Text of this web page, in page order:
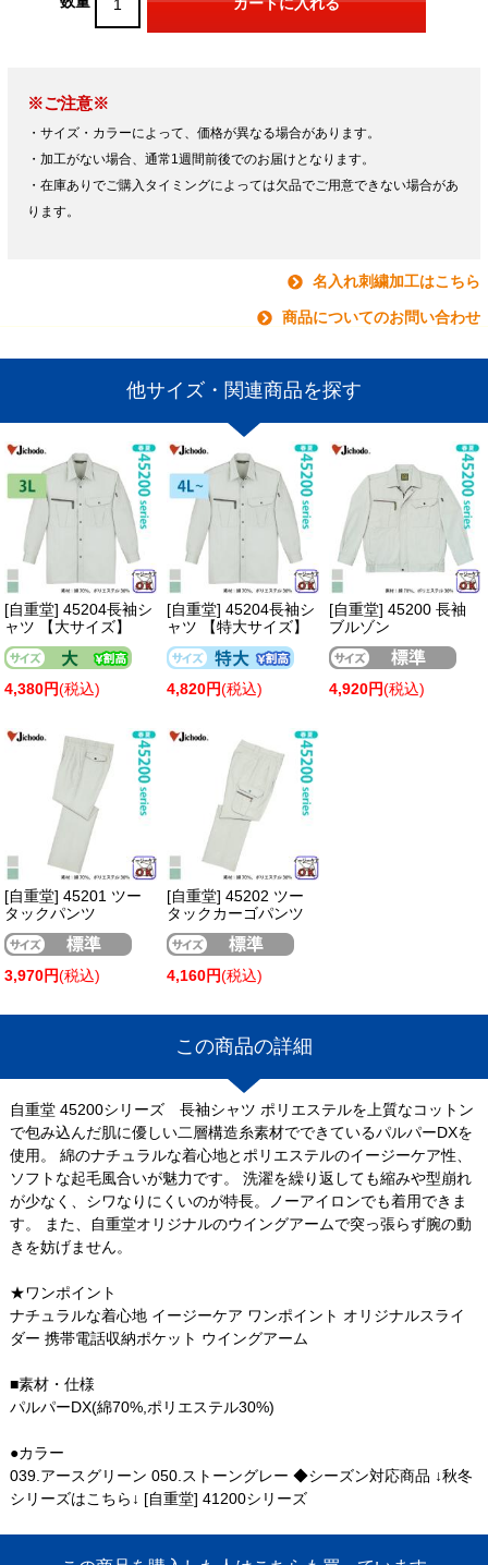
※ご注意※
・サイズ・カラーによって、価格が異なる場合があります。
・加工がない場合、通常1週間前後でのお届けとなります。
・在庫ありでご購入タイミングによっては欠品でご用意できない場合があ
ります。
名入れ刺繍加工はこちら
商品についてのお問い合わせ
他サイズ・関連商品を探す
[自重堂] 45204長袖シ
ャツ 【大サイズ】
4,380円(税込)
[自重堂] 45204長袖シ
ャツ 【特大サイズ】
4,820円(税込)
[自重堂] 45200 長袖
ブルゾン
4,920円(税込)
[自重堂] 45201 ツー
タックパンツ
3,970円(税込)
[自重堂] 45202 ツー
タックカーゴパンツ
4,160円(税込)
この商品の詳細
自重堂 45200シリーズ 長袖シャツ ポリエステルを上質なコットン
で包み込んだ肌に優しい二層構造糸素材でできているパルパーDXを
使用。 綿のナチュラルな着心地とポリエステルのイージーケア性、
ソフトな起毛風合いが魅力です。 洗濯を繰り返しても縮みや型崩れ
が少なく、シワなりにくいのが特長。ノーアイロンでも着用できま
す。 また、自重堂オリジナルのウイングアームで突っ張らず腕の動
きを妨げません。
★ワンポイント
ナチュラルな着心地 イージーケア ワンポイント オリジナルスライ
ダー 携帯電話収納ポケット ウイングアーム
■素材・仕様
パルパーDX(綿70%,ポリエステル30%)
●カラー
039.アースグリーン 050.ストーングレー ◆シーズン対応商品 ↓秋冬
シリーズはこちら↓ [自重堂] 41200シリーズ